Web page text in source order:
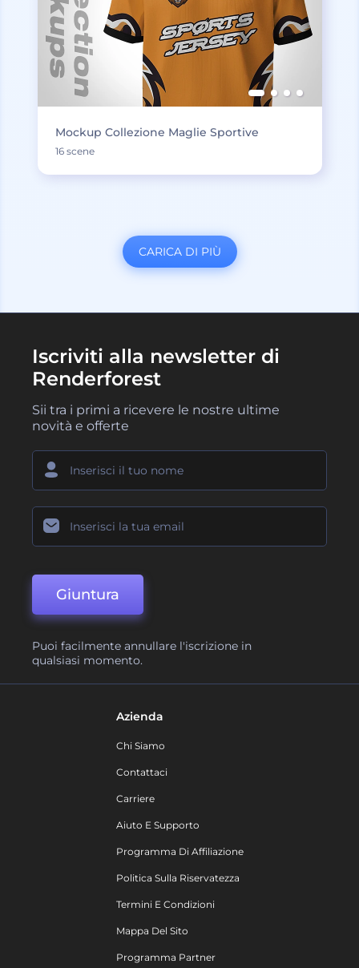
Mockup Collezione Maglie Sportive
16 scene
CARICA DI PIÙ
Iscriviti alla newsletter di
Renderforest
Sii tra i primi a ricevere le nostre ultime
novità e offerte
Giuntura
Puoi facilmente annullare l'iscrizione in
qualsiasi momento.
Azienda
Chi Siamo
Contattaci
Carriere
Aiuto E Supporto
Programma Di Affiliazione
Politica Sulla Riservatezza
Termini E Condizioni
Mappa Del Sito
Programma Partner